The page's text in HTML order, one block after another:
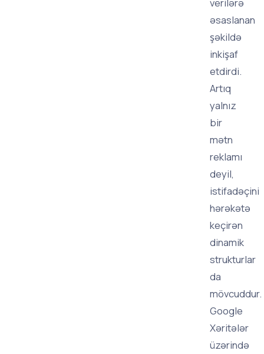
əsaslanan
şəkildə
inkişaf
etdirdi.
Artıq
yalnız
bir
mətn
reklamı
deyil,
istifadəçini
hərəkətə
keçirən
dinamik
strukturlar
da
mövcuddur.
Google
Xəritələr
üzərində